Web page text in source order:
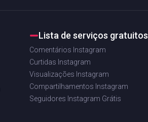
Lista de serviços gratuitos
Comentários Instagram
Curtidas Instagram
Visualizações Instagram
Compartilhamentos Instagram
Seguidores Instagram Grátis